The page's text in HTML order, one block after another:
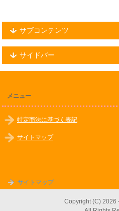
サブコンテンツ
サイドバー
メニュー
特定商法に基づく表記
サイトマップ
サイトマップ
Copyright (C) 2026